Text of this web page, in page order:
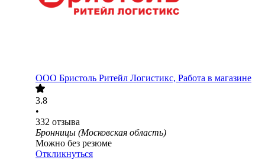
ООО Бристоль Ритейл Логистикс, Работа в магазине
3.8
•
332 отзыва
Бронницы (Московская область)
Можно без резюме
Откликнуться